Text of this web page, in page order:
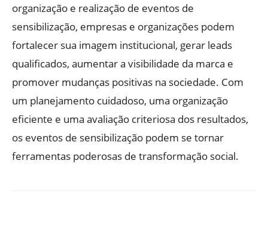
organização e realização de eventos de
sensibilização, empresas e organizações podem
fortalecer sua imagem institucional, gerar leads
qualificados, aumentar a visibilidade da marca e
promover mudanças positivas na sociedade. Com
um planejamento cuidadoso, uma organização
eficiente e uma avaliação criteriosa dos resultados,
os eventos de sensibilização podem se tornar
ferramentas poderosas de transformação social.